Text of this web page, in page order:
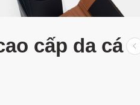
cấp da cá